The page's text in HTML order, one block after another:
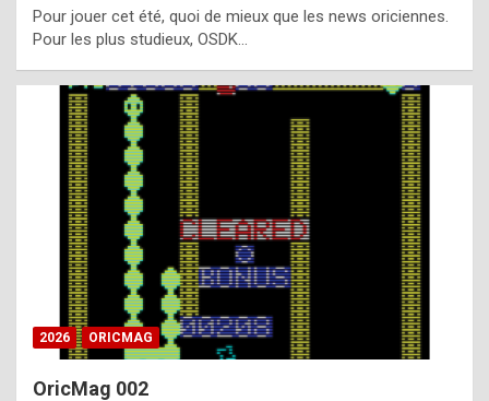
u
l
y
d
i
ff
i
Pour jouer cet été, quoi de mieux que les news oriciennes.
Pour les plus studieux, OSDK…
2026 ORICMAG
OricMag 002